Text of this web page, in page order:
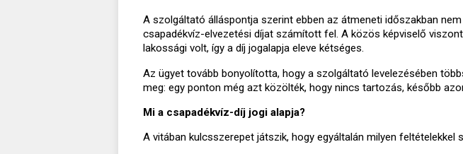
A szolgáltató álláspontja szerint ebben az átmeneti időszakban
csapadékvíz-elvezetési díjat számított fel. A közös képviselő
lakossági volt, így a díj jogalapja eleve kétséges.
Az ügyet tovább bonyolította, hogy a szolgáltató levelezésében
meg: egy ponton még azt közölték, hogy nincs tartozás, később
Mi a csapadékvíz-díj jogi alapja?
A vitában kulcsszerepet játszik, hogy egyáltalán milyen